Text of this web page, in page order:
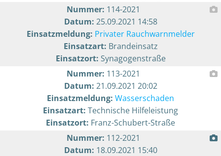
Nummer: 114-2021
Datum: 25.09.2021 14:58
Einsatzmeldung: Privater Rauchwarnmelder
Einsatzart: Brandeinsatz
Einsatzort: Synagogenstraße
Nummer: 113-2021
Datum: 21.09.2021 20:02
Einsatzmeldung: Wasserschaden
Einsatzart: Technische Hilfeleistung
Einsatzort: Franz-Schubert-Straße
Nummer: 112-2021
Datum: 18.09.2021 15:40